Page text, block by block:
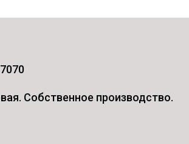
Собственное производство.